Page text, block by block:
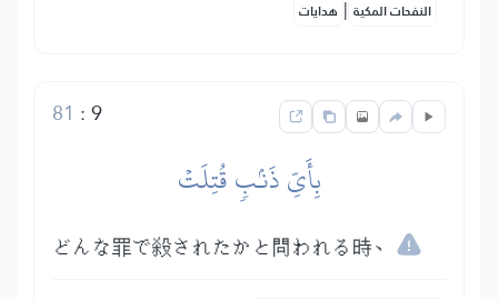
النفحات المكية | هدايات
9
:
81
بِأَيِّ ذَنۢبٖ قُتِلَتۡ
どんな罪で殺されたかと問われる時、